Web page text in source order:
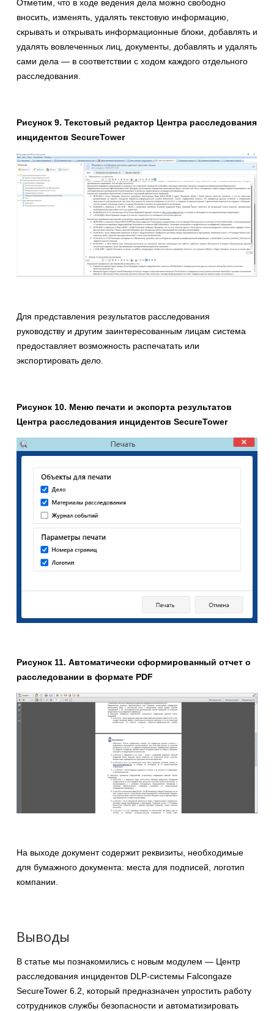
Отметим, что в ходе ведения дела можно свободно
вносить, изменять, удалять текстовую информацию,
скрывать и открывать информационные блоки, добавлять и
удалять вовлеченных лиц, документы, добавлять и удалять
сами дела — в соответствии с ходом каждого отдельного
расследования.
Рисунок 9. Текстовый редактор Центра расследования
инцидентов SecureTower
Для представления результатов расследования
руководству и другим заинтересованным лицам система
предоставляет возможность распечатать или
экспортировать дело.
Рисунок 10. Меню печати и экспорта результатов
Центра расследования инцидентов SecureTower
Рисунок 11. Автоматически сформированный отчет о
расследовании в формате PDF
На выходе документ содержит реквизиты, необходимые
для бумажного документа: места для подписей, логотип
компании.
Выводы
В статье мы познакомились с новым модулем — Центр
расследования инцидентов DLP-системы Falcongaze
SecureTower 6.2, который предназначен упростить работу
сотрудников службы безопасности и автоматизировать